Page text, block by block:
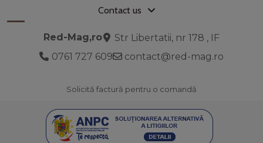
Contact us
Red-Mag,ro
Str Libertatii, nr 178 , IF
0761 727 609
contact@red-mag.ro
Solicită factură pentru o comandă